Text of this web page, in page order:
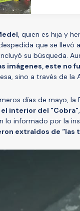
, quien es hija y
que se llevó
su búsqueda.
imágenes, este no
sino a través de la
días de mayo, la
el interior del "Cobra"
lo informado por la
extraídos de